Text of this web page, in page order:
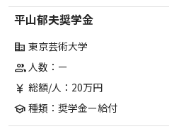
平山郁夫奨学金
corporate_fare 東京芸術大学
group人数：ー
currency_yen 総額/人：20万円
school 種類：奨学金ー給付